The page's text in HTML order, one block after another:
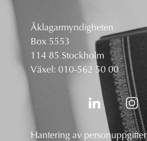
Åklagarmyndigheten
Box 5553
114 85 Stockholm
Växel: 010-562 50 00
Hantering av personuppgifter